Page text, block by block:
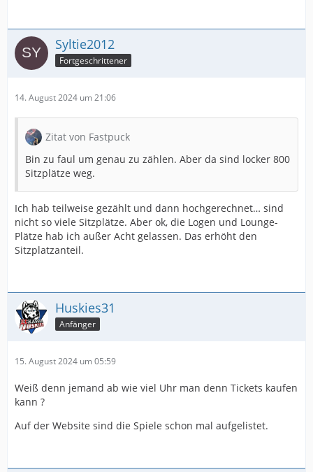
Syltie2012
Fortgeschrittener
14. August 2024 um 21:06
Zitat von Fastpuck
Bin zu faul um genau zu zählen. Aber da sind locker 800
Sitzplätze weg.
Ich hab teilweise gezählt und dann hochgerechnet… sind
nicht so viele Sitzplätze. Aber ok, die Logen und Lounge-
Plätze hab ich außer Acht gelassen. Das erhöht den
Sitzplatzanteil.
Huskies31
Anfänger
15. August 2024 um 05:59
Weiß denn jemand ab wie viel Uhr man denn Tickets kaufen
kann ?
Auf der Website sind die Spiele schon mal aufgelistet.